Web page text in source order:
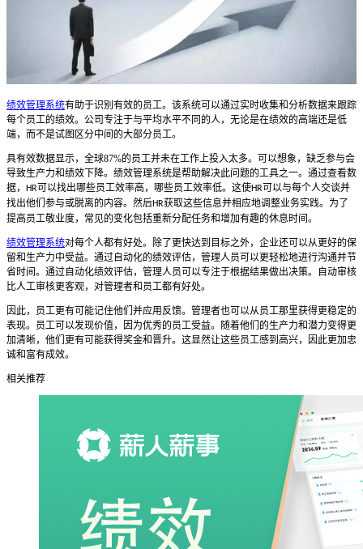
绩效管理系统有助于识别有效的员工。该系统可以通过实时收集和分析数据来跟踪
每个员工的绩效。公司专注于与平均水平不同的人，无论是在绩效的高端还是低
端，而不是试图区分中间的大部分员工。
具有效数据显示，全球87%的员工并未在工作上投入太多。可以想象，缺乏参与会
导致生产力和绩效下降。绩效管理系统是帮助解决此问题的工具之一。通过查看数
据， HR可以找出哪些员工效率高，哪些员工效率低。这使HR可以与每个人交谈并
找出他们参与或脱离的内容。然后HR获取这些信息并相应地调整业务实践。为了
提高员工敬业度，常见的变化包括重新分配任务和增加有趣的休息时间。
绩效管理系统对每个人都有好处。除了更快达到目标之外，企业还可以从更好的保
留和生产力中受益。通过自动化的绩效评估，管理人员可以更轻松地进行沟通并节
省时间。通过自动化绩效评估，管理人员可以专注于根据结果做出决策。自动审核
比人工审核更客观，对管理者和员工都有好处。
因此，员工更有可能记住他们并应用反馈。管理者也可以从员工那里获得更稳定的
表现。员工可以发现价值，因为优秀的员工受益。随着他们的生产力和潜力变得更
加清晰，他们更有可能获得奖金和晋升。这显然让这些员工感到高兴，因此更加忠
诚和富有成效。
相关推荐